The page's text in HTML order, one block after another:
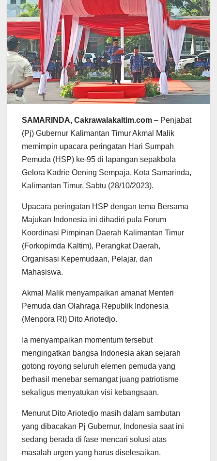
SAMARINDA, Cakrawalakaltim.com – Penjabat
(Pj) Gubernur Kalimantan Timur Akmal Malik
memimpin upacara peringatan Hari Sumpah
Pemuda (HSP) ke-95 di lapangan sepakbola
Gelora Kadrie Oening Sempaja, Kota Samarinda,
Kalimantan Timur, Sabtu (28/10/2023).
Upacara peringatan HSP dengan tema Bersama
Majukan Indonesia ini dihadiri pula Forum
Koordinasi Pimpinan Daerah Kalimantan Timur
(Forkopimda Kaltim), Perangkat Daerah,
Organisasi Kepemudaan, Pelajar, dan
Mahasiswa.
Akmal Malik menyampaikan amanat Menteri
Pemuda dan Olahraga Republik Indonesia
(Menpora RI) Dito Ariotedjo.
Ia menyampaikan momentum tersebut
mengingatkan bangsa Indonesia akan sejarah
gotong royong seluruh elemen pemuda yang
berhasil menebar semangat juang patriotisme
sekaligus menyatukan visi kebangsaan.
Menurut Dito Ariotedjo masih dalam sambutan
yang dibacakan Pj Gubernur, Indonesia saat ini
sedang berada di fase mencari solusi atas
masalah urgen yang harus diselesaikan.